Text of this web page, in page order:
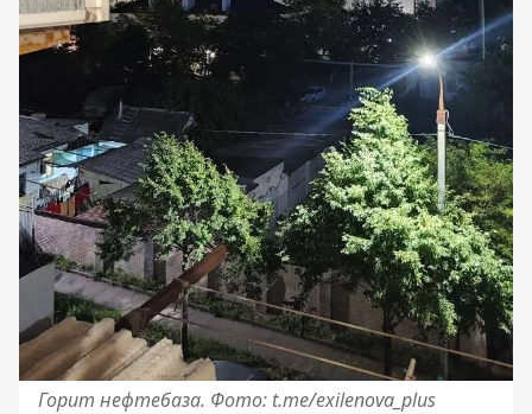
Горит нефтебаза. Фото: t.me/exilenova_plus